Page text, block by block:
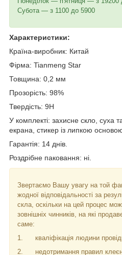
Субота — з 1100 до 5900
Характеристики:
Країна-виробник: Китай
Фірма: Tianmeng Star
Товщина: 0,2 мм
Прозорість: 98%
Твердість: 9H
У комплекті: захисне скло, суха
екрана, стикер із липкою
Гарантія: 14 днів.
Роздрібне паковання: ні.
Звертаємо Вашу увагу на той
жодної відповідальності за
скла, оскільки на цей процес
зовнішніх чинників, на які
саме:
1.
кваліфікація людини
2.
недотримання правил